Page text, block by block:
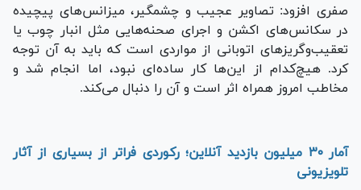
صفری افزود: تصاویر عجیب و چشمگیر، میزانس‌های پیچیده
در سکانس‌های اکشن و اجرای صحنه‌هایی مثل انبار چوب یا
تعقیب‌وگریزهای اتوبانی از مواردی است که باید به آن توجه
کرد. هیچ‌کدام از این‌ها کار ساده‌ای نبود، اما انجام شد و
مخاطب امروز همراه اثر است و آن را دنبال می‌کند.
آمار ۳۰ میلیون بازدید آنلاین؛ رکوردی فراتر از بسیاری از آثار
تلویزیونی